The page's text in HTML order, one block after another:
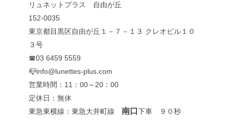
リュネットプラス 自由が丘
152-0035
東京都目黒区自由が丘１－７－１３ クレオビル１０
３号
☎03 6459 5559
📪info@lunettes-plus.com
営業時間：11：00～20：00
定休日：無休
東急東横線：東急大井町線 南口 下車 ９０秒